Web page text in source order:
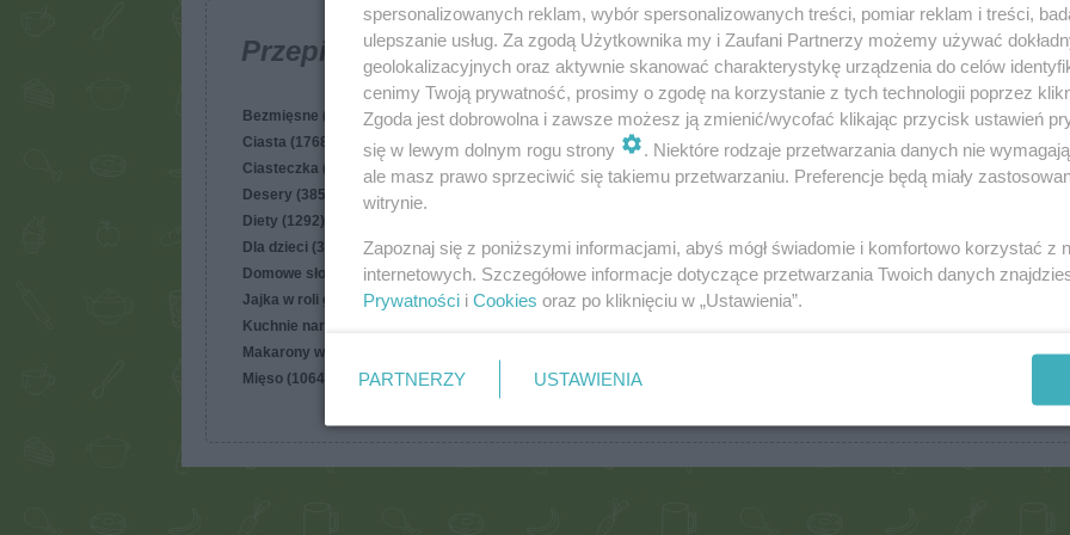
Przepisy
Bezmięsne (8596)
Ciasta (17685)
Ciasteczka (4397)
Desery (3855)
Diety (1292)
Dla dzieci (3974)
Domowe słodycze (677)
Jajka w roli głównej (587)
Kuchnie narodów (10673)
Makarony w roli głównej (2348)
Mięso (10644)
Na parze i z parowaru (126)
Napoje (1935)
Owoce morza (362)
Potrawy z grzybów (1169)
Przekąski (7232)
Przepisy dla leniwych (8276)
Ryże i kasze (584)
Z
Z
spersonalizowanych reklam, wybór spersonalizowanych treści, pomiar reklam i treści,
ulepszanie usług. Za zgodą Użytkownika my i Zaufani Partnerzy możemy używać
geolokalizacyjnych oraz aktywnie skanować charakterystykę urządzenia do celów
cenimy Twoją prywatność, prosimy o zgodę na korzystanie z tych technologii poprzez
Zgoda jest dobrowolna i zawsze możesz ją zmienić/wycofać klikając przycisk ustawień
się w lewym dolnym rogu strony
. Niektóre rodzaje przetwarzania danych nie
ale masz prawo sprzeciwić się takiemu przetwarzaniu. Preferencje będą miały
witrynie.
Zapoznaj się z poniższymi informacjami, abyś mógł świadomie i komfortowo korzystać z
internetowych. Szczegółowe informacje dotyczące przetwarzania Twoich danych
Prywatności i Cookies oraz po kliknięciu w „Ustawienia”.
PARTNERZY USTAWIENIA